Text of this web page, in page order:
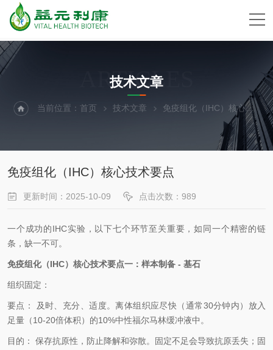
ARTICLES
技术文章
当前位置：首页 技术文章 免疫组化（IHC）核心技术要点
免疫组化（IHC）核心技术要点
更新时间：2025-10-09 点击次数：989
一个成功的IHC实验，以下七个环节至关重要，如同一个精密的链
条，缺一不可。
免疫组化（IHC）核心技术要点一 ： 样本制备 - 基石
组织固定：
要点： 及时、充分、适度。离体组织应尽快（通常30分钟内）放入
足量（10-20倍体积）的10%中性福尔马林缓冲液中。
目的：
保存抗原性，防止降解和弥散。固定不足会导致抗原丢失；固